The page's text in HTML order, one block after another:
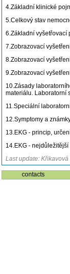
4.Základní klinické
5.Celkový stav
6.Základní vyšetřovací
7.Zobrazovací
8.Zobrazovací
9.Zobrazovací
10.Zásady
materiálu. Laboratorní
11.Speciální
12.Symptomy a
13.EKG - princip,
14.EKG -
Last update:
contacts